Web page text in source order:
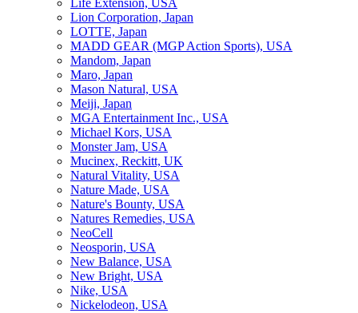
Life Extension, USA
Lion Corporation, Japan
LOTTE, Japan
MADD GEAR (MGP Action Sports), USA
Mandom, Japan
Maro, Japan
Mason Natural, USA
Meiji, Japan
MGA Entertainment Inc., USA
Michael Kors, USA
Monster Jam, USA
Mucinex, Reckitt, UK
Natural Vitality, USA
Nature Made, USA
Nature's Bounty, USA
Natures Remedies, USA
NeoCell
Neosporin, USA
New Balance, USA
New Bright, USA
Nike, USA
Niсkelodeon, USA